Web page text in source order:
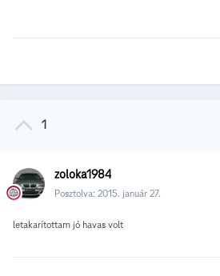
1
zoloka1984
Posztolva: 2015. január 27.
letakarítottam jó havas volt